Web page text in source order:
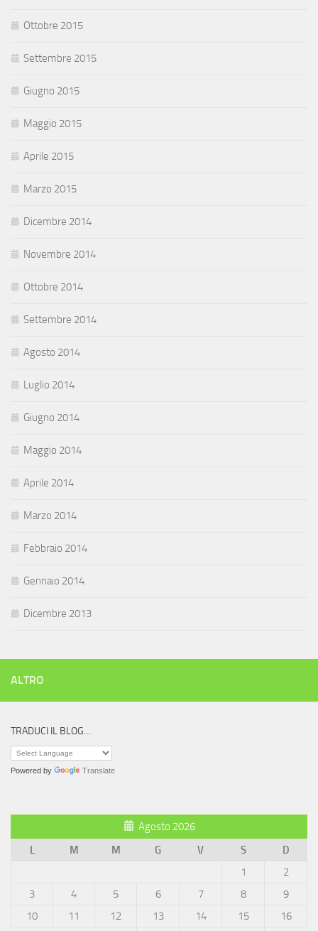
Ottobre 2015
Settembre 2015
Giugno 2015
Maggio 2015
Aprile 2015
Marzo 2015
Dicembre 2014
Novembre 2014
Ottobre 2014
Settembre 2014
Agosto 2014
Luglio 2014
Giugno 2014
Maggio 2014
Aprile 2014
Marzo 2014
Febbraio 2014
Gennaio 2014
Dicembre 2013
ALTRO
TRADUCI IL BLOG…
Powered by Translate
Agosto 2026
L
M M G V S
D
1
2
3
4 5 6 7 8
9
10
11 12 13 14 15
16